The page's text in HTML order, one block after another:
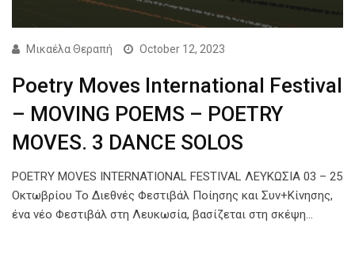
Μικαέλα Θεραπή October 12, 2023
Poetry Moves International Festival
– MOVING POEMS – POETRY
MOVES. 3 DANCE SOLOS
POETRY MOVES INTERNATIONAL FESTIVAL ΛΕΥΚΩΣΙΑ 03 – 25
Οκτωβρίου Το Διεθνές Φεστιβάλ Ποίησης και Συν+Κίνησης,
ένα νέο Φεστιβάλ στη Λευκωσία, βασίζεται στη σκέψη…